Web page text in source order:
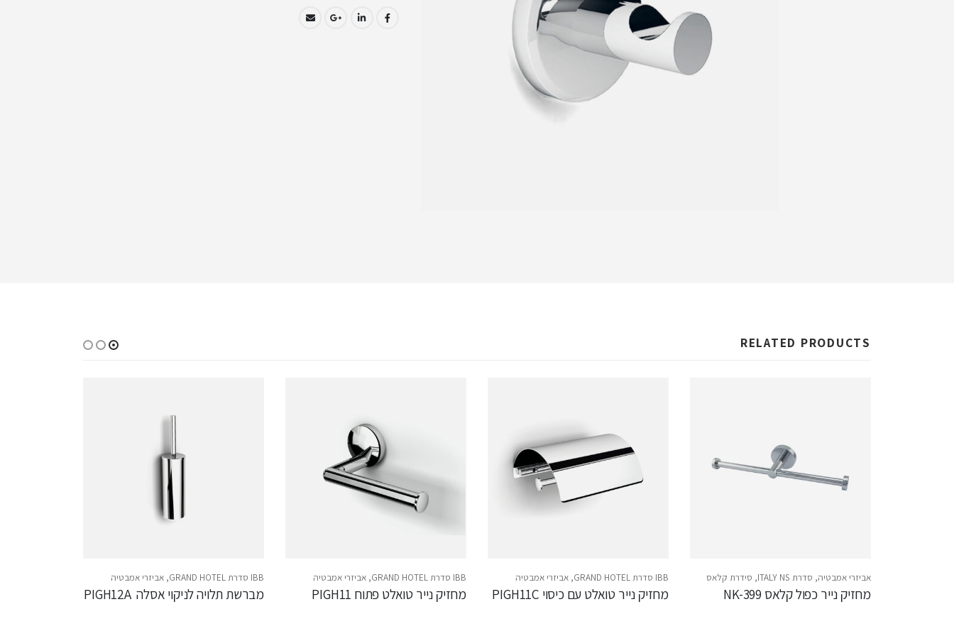
RELATED PRODUCTS
אביזרי אמבטיה, סדרת ITALY NS , סידרת קלאס
מחזיק נייר כפול קלאס NK-399
IBB סדרת GRAND HOTEL , אביזרי אמבטיה
מחזיק נייר טואלט עם כיסוי PIGH11C
IBB סדרת GRAND HOTEL , אביזרי אמבטיה
מחזיק נייר טואלט פתוח PIGH11
IBB סדרת GRAND HOTEL , אביזרי אמבטיה
מברשת תלויה לניקוי אסלה  PIGH12A